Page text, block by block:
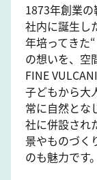
1873年創業
社内に誕生し
年培ってきた
の想いを、空
FINE
子どもから大
常に自然とな
社に併設され
景やものづく
のも魅力です。